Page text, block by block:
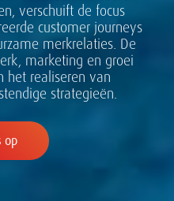
verschuift de focus
customer journeys
merkrelaties. De
marketing en groei
het realiseren van
strategieën.
op